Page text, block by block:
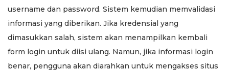
username dan password. Sistem kemudian memvalidasi
informasi yang diberikan. Jika kredensial yang
dimasukkan salah, sistem akan menampilkan kembali
form login untuk diisi ulang. Namun, jika informasi login
benar, pengguna akan diarahkan untuk mengakses situs